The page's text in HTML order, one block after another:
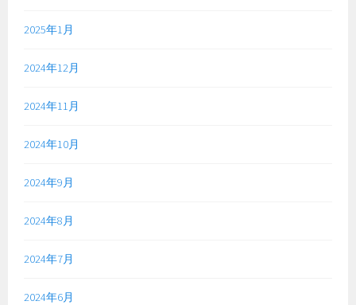
2025年1月
2024年12月
2024年11月
2024年10月
2024年9月
2024年8月
2024年7月
2024年6月